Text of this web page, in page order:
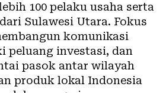
100 pelaku usaha serta
Sulawesi Utara. Fokus
komunikasi
peluang investasi, dan
pasok antar wilayah
produk lokal Indonesia